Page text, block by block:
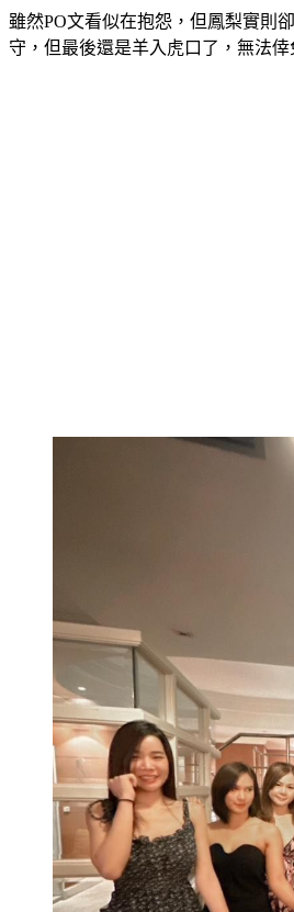
雖然PO文看似在抱怨，但鳳梨實則
守，但最後還是羊入虎口了，無法